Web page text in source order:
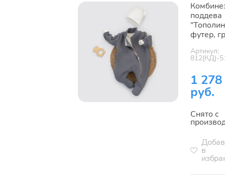
поддева
футер,
Артикул:
812(КД)-
1 278
руб.
Снято с
в